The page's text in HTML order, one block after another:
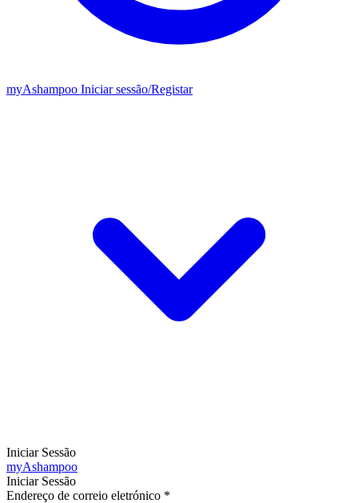
myAshampoo Iniciar sessão/Registar
Iniciar Sessão
myAshampoo
Iniciar Sessão
Endereço de correio eletrónico *